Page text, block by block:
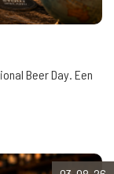
Beer Day. Een